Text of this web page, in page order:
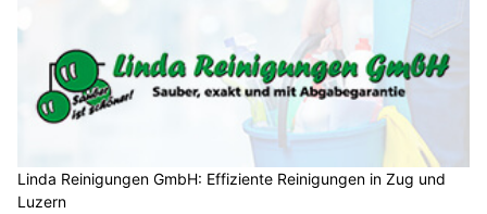
Linda Reinigungen GmbH: Effiziente Reinigungen in Zug und
Luzern